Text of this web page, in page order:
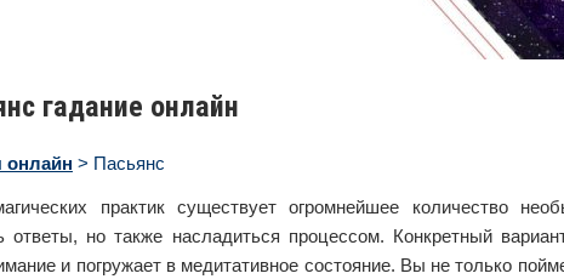
гадание онлайн
онлайн > Пасьянс
практик существует огромнейшее количество
ответы, но также насладиться процессом. Конкретный
и погружает в медитативное состояние. Вы не только